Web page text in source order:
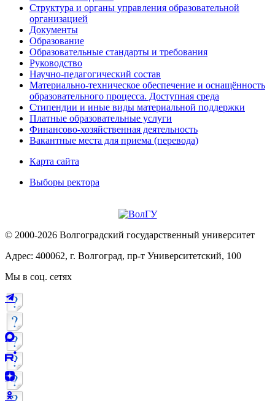
Структура и органы управления образовательной
организацией
Документы
Образование
Образовательные стандарты и требования
Руководство
Научно-педагогический состав
Материально-техническое обеспечение и оснащённость
образовательного процесса. Доступная среда
Стипендии и иные виды материальной поддержки
Платные образовательные услуги
Финансово-хозяйственная деятельность
Вакантные места для приема (перевода)
Карта сайта
Выборы ректора
© 2000-2026 Волгоградский государственный университет
Адрес: 400062, г. Волгоград, пр-т Университетский, 100
Мы в соц. сетях